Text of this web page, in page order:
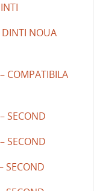
DINTI NOUA
COMPATIBILA
SECOND
SECOND
SECOND